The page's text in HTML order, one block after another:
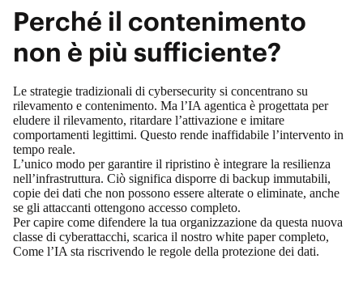
Perché il contenimento
non è più sufficiente?
Le strategie tradizionali di cybersecurity si concentrano su
rilevamento e contenimento. Ma l’IA agentica è progettata per
eludere il rilevamento, ritardare l’attivazione e imitare
comportamenti legittimi. Questo rende inaffidabile l’intervento in
tempo reale.
L’unico modo per garantire il ripristino è integrare la resilienza
nell’infrastruttura. Ciò significa disporre di backup immutabili,
copie dei dati che non possono essere alterate o eliminate, anche
se gli attaccanti ottengono accesso completo.
Per capire come difendere la tua organizzazione da questa nuova
classe di cyberattacchi, scarica il nostro white paper completo,
Come l’IA sta riscrivendo le regole della protezione dei dati.